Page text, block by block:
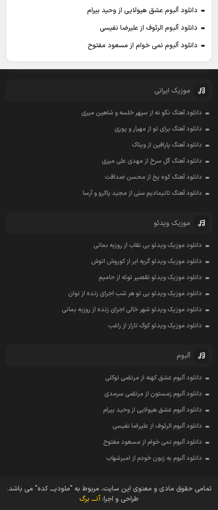
دانلود آلبوم عشق هیولایی از وحید بیرام
دانلود آلبوم الرئوف از علیرضا نفیسی
دانلود آلبوم نمی خوام از مسعود مفتوح
موزیک ایرانی
دانلود آهنگ نگو نه از سپهر خلسه و شاهین میری
دانلود آهنگ برای تو از مهیار و پوری
دانلود آهنگ پارافین از ویناک
دانلود آهنگ گل سرخ از مهدی علی میری
دانلود آهنگ کوه یخ از محسن صداقت
دانلود آهنگ تانیمادیم سنی از مجید پاکرو و آرسا
موزیک ویدئو
دانلود موزیک ویدئو بی نقاب از روزبه بمانی
دانلود موزیک ویدئو گریه ابر از کوروش انوش
دانلود موزیک ویدئو تقصیر توئه از حامیم
دانلود موزیک ویدئو بی تو هر شب اجرای زنده از نوان
دانلود موزیک ویدئو شهر خالی اجرای زنده از روزبه بمانی
دانلود موزیک ویدئو کوگ تاراز از راغب
آلبوم
دانلود آلبوم عشق کهنه از مرتضی توکلی
دانلود آلبوم زمستون از مرتضی سرمدی
دانلود آلبوم عشق هیولایی از وحید بیرام
دانلود آلبوم الرئوف از علیرضا نفیسی
دانلود آلبوم نمی خوام از مسعود مفتوح
دانلود آلبوم به زبون خودم از امیرشهاب
تمامی حقوق مادی و معنوی این سایت، مربوط به "ملودیـــ کده" می باشد.
طراحی و اجرا:آنـــ برگ